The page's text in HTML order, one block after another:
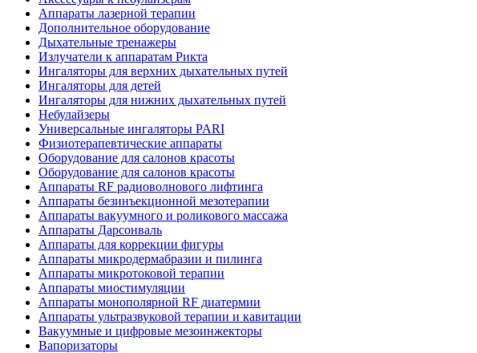
Аппараты лазерной терапии
Дополнительное оборудование
Дыхательные тренажеры
Излучатели к аппаратам Рикта
Ингаляторы для верхних дыхательных путей
Ингаляторы для детей
Ингаляторы для нижних дыхательных путей
Небулайзеры
Универсальные ингаляторы PARI
Физиотерапевтические аппараты
Оборудование для салонов красоты
Оборудование для салонов красоты
Аппараты RF радиоволнового лифтинга
Аппараты безинъекционной мезотерапии
Аппараты вакуумного и роликового массажа
Аппараты Дарсонваль
Аппараты для коррекции фигуры
Аппараты микродермабразии и пилинга
Аппараты микротоковой терапии
Аппараты миостимуляции
Аппараты монополярной RF диатермии
Аппараты ультразвуковой терапии и кавитации
Вакуумные и цифровые мезоинжекторы
Вапоризаторы